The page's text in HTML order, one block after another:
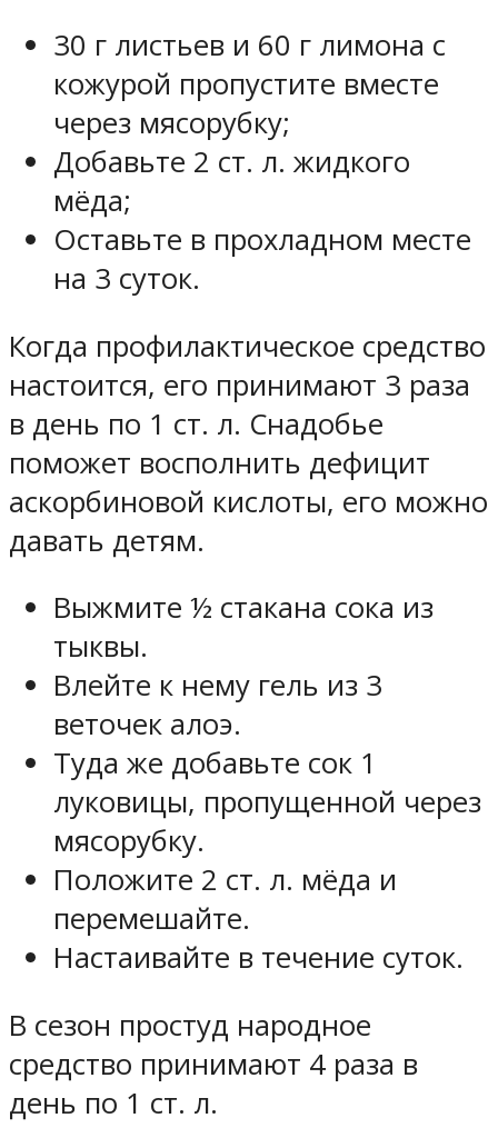
30 г листьев и 60 г лимона с
кожурой пропустите вместе
через мясорубку;
Добавьте 2 ст. л. жидкого
мёда;
Оставьте в прохладном месте
на 3 суток.
Когда профилактическое средство
настоится, его принимают 3 раза
в день по 1 ст. л. Снадобье
поможет восполнить дефицит
аскорбиновой кислоты, его можно
давать детям.
Выжмите ½ стакана сока из
тыквы.
Влейте к нему гель из 3
веточек алоэ.
Туда же добавьте сок 1
луковицы, пропущенной через
мясорубку.
Положите 2 ст. л. мёда и
перемешайте.
Настаивайте в течение суток.
В сезон простуд народное
средство принимают 4 раза в
день по 1 ст. л.